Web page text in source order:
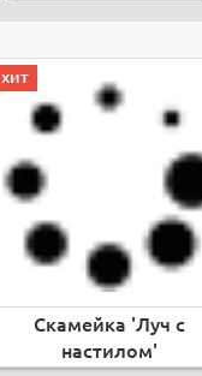
хит
Скамейка 'Луч с
настилом'